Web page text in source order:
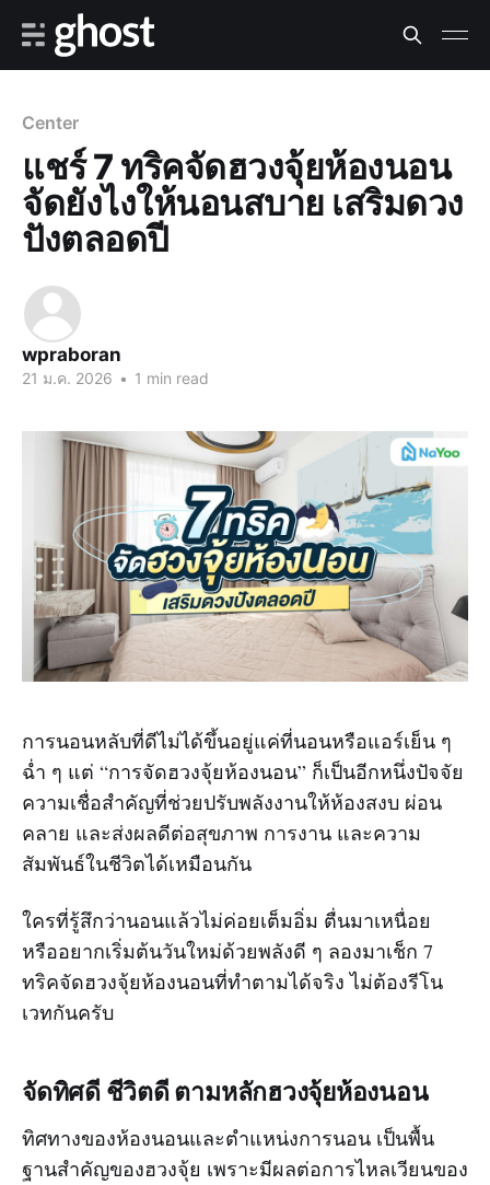
Center
แชร์ 7 ทริคจัดฮวงจุ้ยห้องนอน
จัดยังไงให้นอนสบาย เสริมดวง
ปังตลอดปี
wpraboran
21 ม.ค. 2026 • 1 min read
การนอนหลับที่ดีไม่ได้ขึ้นอยู่แค่ที่นอนหรือแอร์เย็น ๆ
ฉ่ำ ๆ แต่ “การจัดฮวงจุ้ยห้องนอน” ก็เป็นอีกหนึ่งปัจจัย
ความเชื่อสำคัญที่ช่วยปรับพลังงานให้ห้องสงบ ผ่อน
คลาย และส่งผลดีต่อสุขภาพ การงาน และความ
สัมพันธ์ในชีวิตได้เหมือนกัน
ใครที่รู้สึกว่านอนแล้วไม่ค่อยเต็มอิ่ม ตื่นมาเหนื่อย
หรืออยากเริ่มต้นวันใหม่ด้วยพลังดี ๆ ลองมาเช็ก 7
ทริคจัดฮวงจุ้ยห้องนอนที่ทำตามได้จริง ไม่ต้องรีโน
เวทกันครับ
จัดทิศดี ชีวิตดี ตามหลักฮวงจุ้ยห้องนอน
ทิศทางของห้องนอนและตำแหน่งการนอน เป็นพื้น
ฐานสำคัญของฮวงจุ้ย เพราะมีผลต่อการไหลเวียนของ